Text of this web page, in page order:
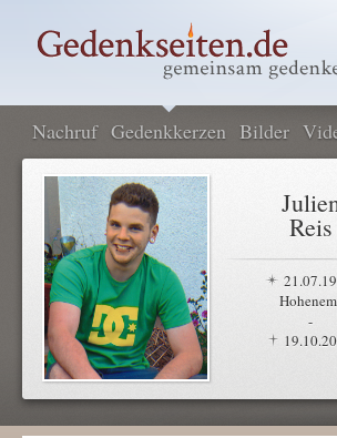
Nachruf Gedenkkerzen Bilder
Reis
-